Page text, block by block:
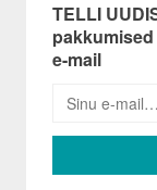
TELLI
e-mail